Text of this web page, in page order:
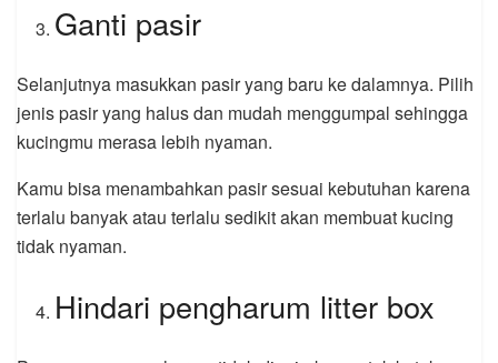
Ganti pasir
Selanjutnya masukkan pasir yang baru ke dalamnya. Pilih
jenis pasir yang halus dan mudah menggumpal sehingga
kucingmu merasa lebih nyaman.
Kamu bisa menambahkan pasir sesuai kebutuhan karena
terlalu banyak atau terlalu sedikit akan membuat kucing
tidak nyaman.
Hindari pengharum litter box